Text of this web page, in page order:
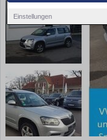
Einstellungen